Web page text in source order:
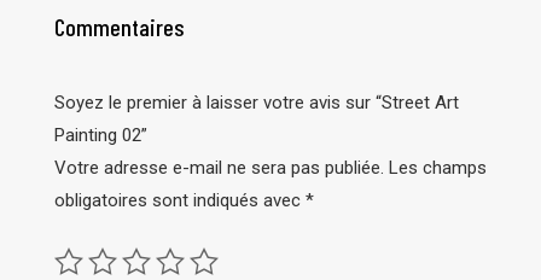
Commentaires
Soyez le premier à laisser votre avis sur “Street Art
Painting 02”
Votre adresse e-mail ne sera pas publiée. Les champs
obligatoires sont indiqués avec *